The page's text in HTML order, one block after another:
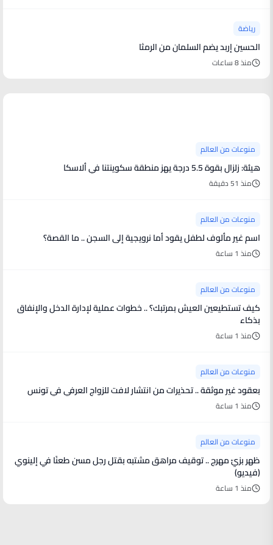
رياضة
الحسين إربد يضم السلمان من الرمثا
منذ 8 ساعات
منوعات من العالم
هيئة: زلزال بقوة 5.5 درجة يهز منطقة سكوينتنا في ألاسكا
منذ 51 دقيقة
منوعات من العالم
اسم غير مألوف لطفل يقود أما نرويجية إلى السجن .. ما القصة؟
منذ 1 ساعة
منوعات من العالم
كيف تستطيعين العيش بمرتبك؟ .. خطوات عملية لإدارة الدخل والإنفاق
بذكاء
منذ 1 ساعة
منوعات من العالم
بعقود غير موثقة .. تحذيرات من انتشار لافت للزواج العرفي في تونس
منذ 1 ساعة
منوعات من العالم
ظهر بزيّ مهرج .. توقيف مراهق مشتبه بقتل رجل مسن طعنًا في إلينوي
(فيديو)
منذ 1 ساعة